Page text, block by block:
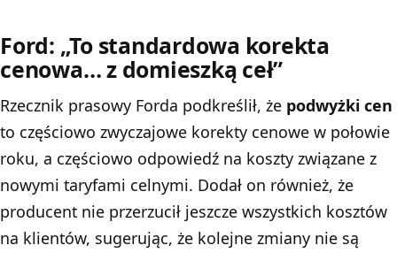
Ford: „To standardowa korekta
cenowa… z domieszką ceł”
Rzecznik prasowy Forda podkreślił, że podwyżki cen
to częściowo zwyczajowe korekty cenowe w połowie
roku, a częściowo odpowiedź na koszty związane z
nowymi taryfami celnymi. Dodał on również, że
producent nie przerzucił jeszcze wszystkich kosztów
na klientów, sugerując, że kolejne zmiany nie są